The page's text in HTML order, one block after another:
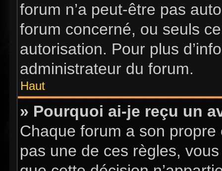
forum n’a peut-être pas
forum concerné, ou seuls
autorisation. Pour plus
administrateur du forum.
Haut
» Pourquoi ai-je reçu un
Chaque forum a son
pas une de ces règles,